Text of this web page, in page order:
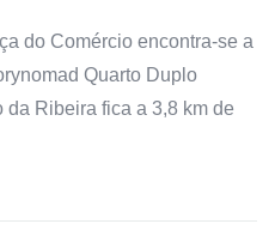
do Comércio encontra-se a
Quarto Duplo
Ribeira fica a 3,8 km de